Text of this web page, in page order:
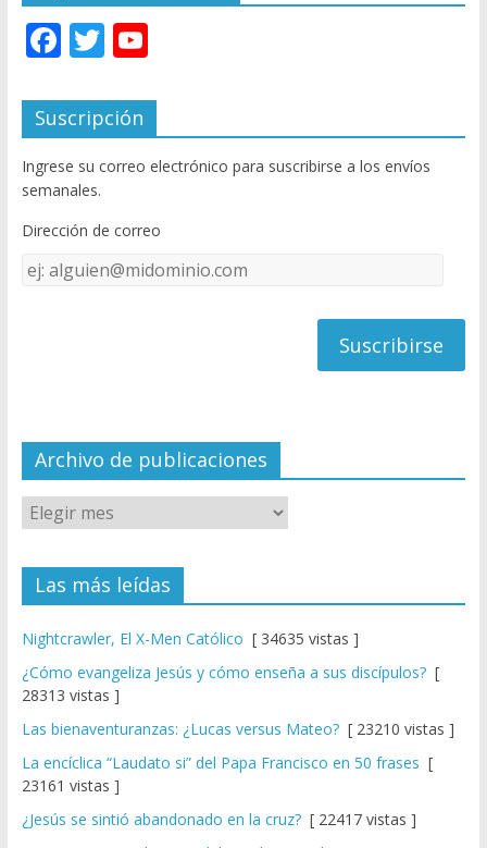
F
e
b
o
o
k
T
itt
er
Y
u
T
u
e
C
el
Suscripción
Ingrese su correo electrónico para suscribirse a los envíos
semanales.
Dirección de correo
Dirección
de
Archivo de publicaciones
Las más leídas
Nightcrawler, El X-Men Católico [ 34635 vistas ]
¿Cómo evangeliza Jesús y cómo enseña a sus discípulos?[
28313 vistas ]
Las bienaventuranzas: ¿Lucas versus Mateo?[ 23210 vistas ]
La encíclica “Laudato si” del Papa Francisco en 50 frases [
23161 vistas ]
¿Jesús se sintió abandonado en la cruz?[ 22417 vistas ]